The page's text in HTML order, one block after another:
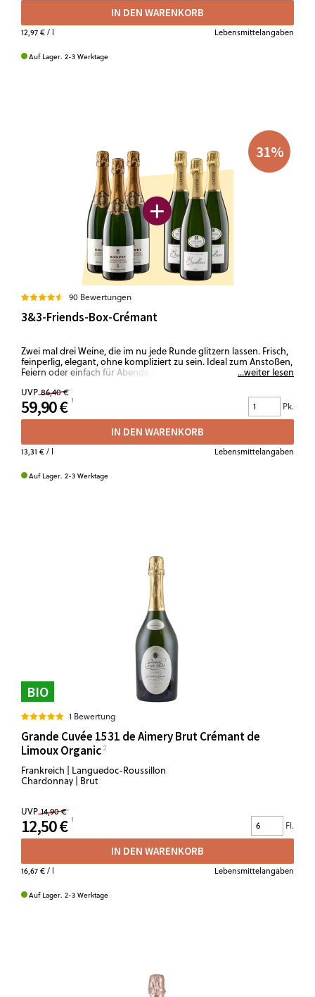
IN DEN WARENKORB
12,97 €/ l Lebensmittelangaben
Auf Lager. 2-3 Werktage
31%
90 Bewertungen
3&3-Friends-Box-Crémant
Zwei mal drei Weine, die im nu jede Runde glitzern lassen. Frisch,
feinperlig, elegant, ohne kompliziert zu sein. Ideal zum Anstoßen,
Feiern oder einfach für Abende, die etwas Leichtes, Festliches
spontane „Wir feiern heute einfach so“-Momente.
...weiter lesen
UVP 86,40 €
59,90 € Pk.
IN DEN WARENKORB
13,31 €/ l Lebensmittelangaben
Auf Lager. 2-3 Werktage
BIO
1 Bewertung
Grande Cuvée 1531 de Aimery Brut Crémant de
Limoux Organic
Frankreich | Languedoc-Roussillon
Chardonnay | Brut
UVP 14,90 €
12,50 € Fl.
IN DEN WARENKORB
16,67 €/ l Lebensmittelangaben
Auf Lager. 2-3 Werktage